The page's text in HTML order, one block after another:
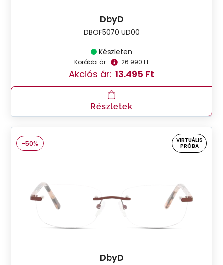
DbyD
DBOF5070 UD00
Készleten
Korábbi ár: 26.990 Ft
Akciós ár: 13.495 Ft
Részletek
-50%
VIRTUÁLIS
PRÓBA
DbyD